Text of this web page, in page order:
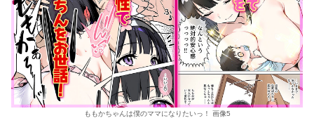
ももかちゃんは僕のママになりたいっ！ 画像5